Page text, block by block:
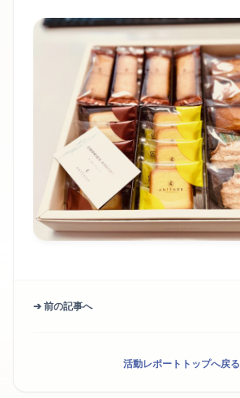
➔ 前の記事へ
活動レポートトップへ戻る